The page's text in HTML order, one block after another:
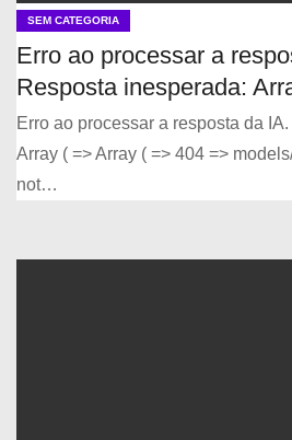
SEM CATEGORIA
Erro ao processar a
Resposta inesperada:
Erro ao processar a resposta da
Array ( => Array ( => 404 =>
not…